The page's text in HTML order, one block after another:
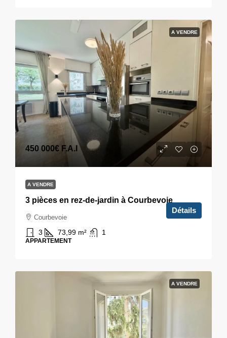
A VENDRE
450 000€ F.A.I
A VENDRE
3 pièces en rez-de-jardin à Courbevoie
Courbevoie
3 73,99 m² 1
APPARTEMENT
Détails
A VENDRE